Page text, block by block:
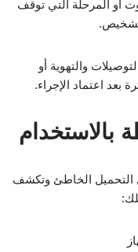
أو المرحلة التي توقف
والتهوية أو
بعد اعتماد الإجراء.
بالاستخدام
التحميل الخاطئ وتكشف